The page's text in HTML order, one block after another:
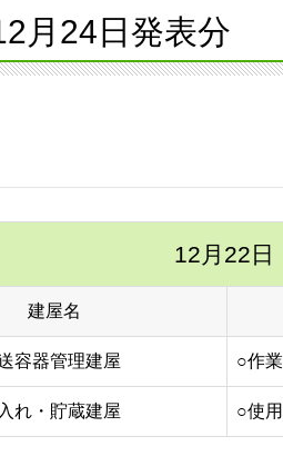
月24日発表分
12月22日
建屋名
容器管理建屋 ○作
れ・貯蔵建屋 ○使